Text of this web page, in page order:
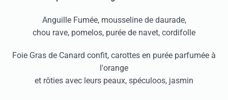
Anguille Fumée, mousseline de daurade,
chou rave, pomelos, purée de navet, cordifolle
Foie Gras de Canard confit, carottes en purée parfumée à
l'orange
et rôties avec leurs peaux, spéculoos, jasmin